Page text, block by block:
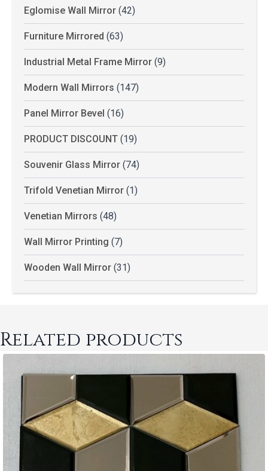
Eglomise Wall Mirror (42)
Furniture Mirrored (63)
Industrial Metal Frame Mirror (9)
Modern Wall Mirrors (147)
Panel Mirror Bevel (16)
PRODUCT DISCOUNT (19)
Souvenir Glass Mirror (74)
Trifold Venetian Mirror (1)
Venetian Mirrors (48)
Wall Mirror Printing (7)
Wooden Wall Mirror (31)
Related products